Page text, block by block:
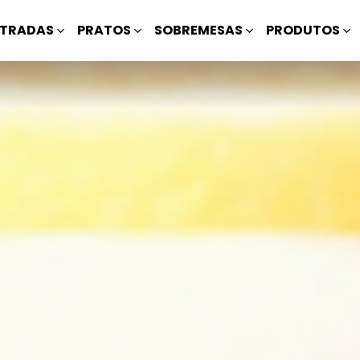
PRATOS SOBREMESAS PRODUTOS